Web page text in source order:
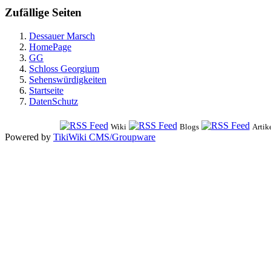
Zufällige Seiten
Dessauer Marsch
HomePage
GG
Schloss Georgium
Sehenswürdigkeiten
Startseite
DatenSchutz
Wiki Blogs
Powered by TikiWiki CMS/Groupware